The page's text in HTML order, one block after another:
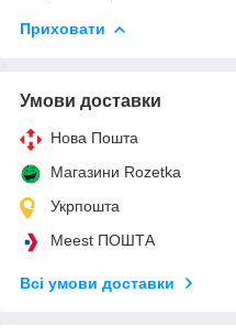
Приховати
Умови доставки
Нова Пошта
Магазини Rozetka
Укрпошта
Meest ПОШТА
Всі умови доставки